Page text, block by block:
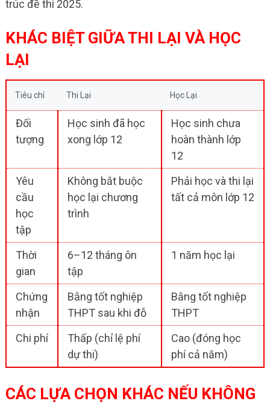
trúc đề thi 2025.
KHÁC BIỆT GIỮA THI LẠI VÀ HỌC
LẠI
Tiêu chí Thi Lại Học Lại
Đối
tượng
Học sinh đã học
xong lớp 12
Học sinh chưa
hoàn thành lớp
12
Yêu
cầu
học
tập
Không bắt buộc
học lại chương
trình
Phải học và thi lại
tất cả môn lớp 12
Thời
gian
6–12 tháng ôn
tập
1 năm học lại
Chứng
nhận
Bằng tốt nghiệp
THPT sau khi đỗ
Bằng tốt nghiệp
THPT
Chi phí
Thấp (chỉ lệ phí
dự thi)
Cao (đóng học
phí cả năm)
CÁC LỰA CHỌN KHÁC NẾU KHÔNG